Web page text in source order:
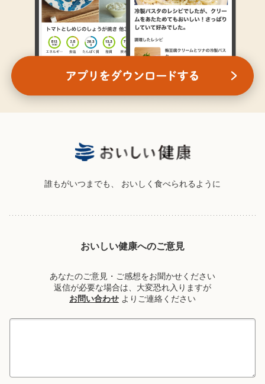
誰もがいつまでも、 おいしく食べられるように
おいしい健康へのご意見
あなたのご意見・ご感想をお聞かせください
返信が必要な場合は、大変恐れ入りますが
お問い合わせ よりご連絡ください